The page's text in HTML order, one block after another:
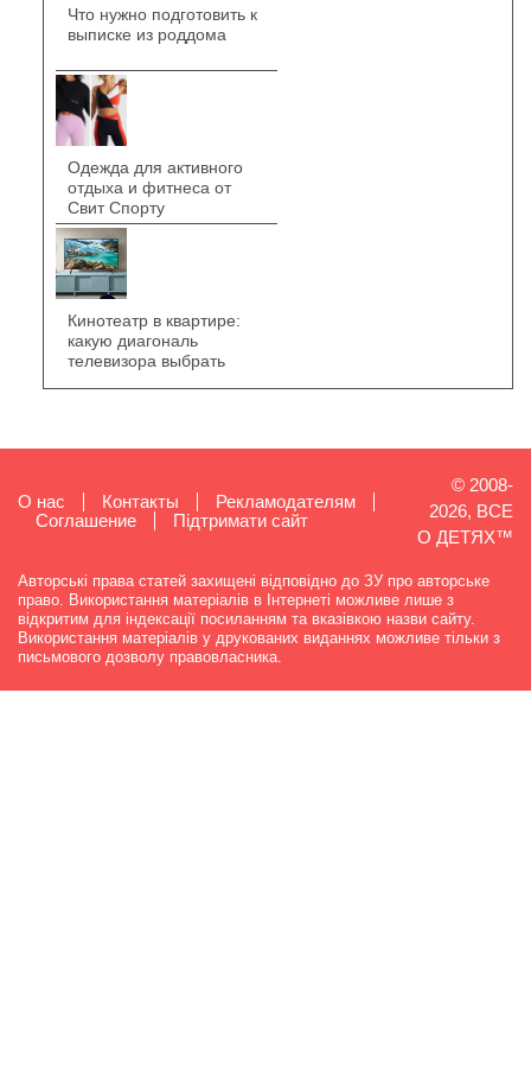
Что нужно подготовить к
выписке из роддома
Одежда для активного
отдыха и фитнеса от
Свит Спорту
Кинотеатр в квартире:
какую диагональ
телевизора выбрать
О нас Контакты
Рекламодателям
Cоглашение
Підтримати сайт
© 2008-
2026, ВСЕ
О ДЕТЯХ™
Авторські права статей захищені відповідно до ЗУ про авторське
право. Використання матеріалів в Інтернеті можливе лише з
відкритим для індексації посиланням та вказівкою назви сайту.
Використання матеріалів у друкованих виданнях можливе тільки з
письмового дозволу правовласника.